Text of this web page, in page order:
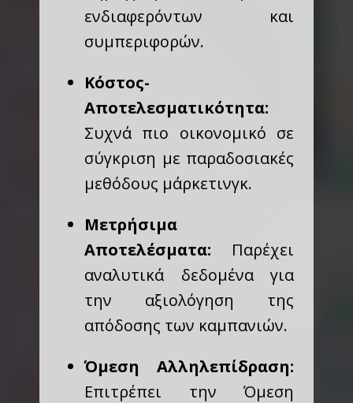
ενδιαφερόντων και
συμπεριφορών.
Κόστος-
Αποτελεσματικότητα:
Συχνά πιο οικονομικό σε
σύγκριση με παραδοσιακές
μεθόδους μάρκετινγκ.
Μετρήσιμα
Αποτελέσματα: Παρέχει
αναλυτικά δεδομένα για
την αξιολόγηση της
απόδοσης των καμπανιών.
Όμεση Αλληλεπίδραση:
Επιτρέπει την Όμεση